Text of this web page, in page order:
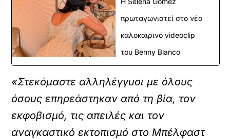
πρωταγωνιστεί στο νέο
καλοκαιρινό videoclip
του Benny Blanco
«Στεκόμαστε αλληλέγγυοι με όλους
όσους επηρεάστηκαν από τη βία, τον
εκφοβισμό, τις απειλές και τον
αναγκαστικό εκτοπισμό στο Μπέλφαστ